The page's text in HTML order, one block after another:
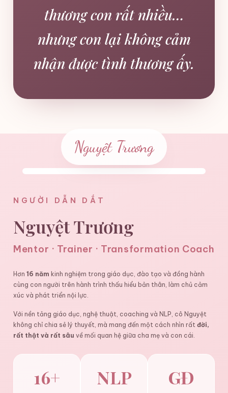
thương con rất nhiều…
nhưng con lại không cảm
nhận được tình thương ấy.
Nguyệt Trương
NGƯỜI DẪN DẮT
Nguyệt Trương
Mentor · Trainer · Transformation Coach
Hơn 16 năm kinh nghiệm trong giáo dục, đào tạo và đồng hành
cùng con người trên hành trình thấu hiểu bản thân, làm chủ cảm
xúc và phát triển nội lực.
Với nền tảng giáo dục, nghệ thuật, coaching và NLP, cô Nguyệt
không chỉ chia sẻ lý thuyết, mà mang đến một cách nhìn rất đời,
rất thật và rất sâu về mối quan hệ giữa cha mẹ và con cái.
16+ NLP GĐ